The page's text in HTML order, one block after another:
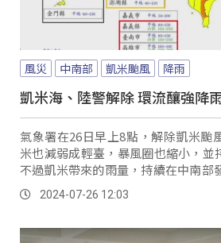
風災 中南部 凱米颱風 降雨
凱米海、陸警解除 環流釀強降
氣象署在26日早上8點，解除凱米颱
米也減弱成輕臺，暴風圈也縮小，並
不過凱米帶來的雨量，持續在中南部
7點，累積雨量最多的縣市在中南部，
積1785.5毫米最多。
2024-07-26 12:03